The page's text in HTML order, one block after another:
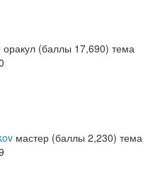
оракул (баллы 17,690) тема
мастер (баллы 2,230) тема